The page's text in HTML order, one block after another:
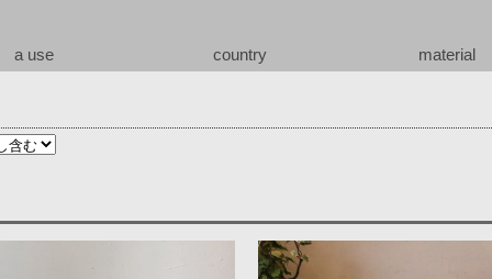
a use country material